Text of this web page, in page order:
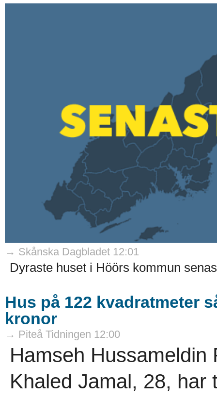
→ Skånska Dagbladet 12:01
Dyraste huset i Höörs kommun
Hus på 122 kvadratmeter
kronor
→ Piteå Tidningen 12:00
Hamseh
Khaled Jamal, 28, har